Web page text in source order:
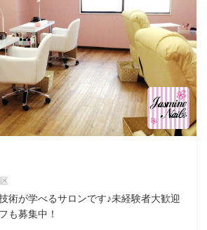
術が学べるサロンです♪未経験者大歓迎
も募集中！